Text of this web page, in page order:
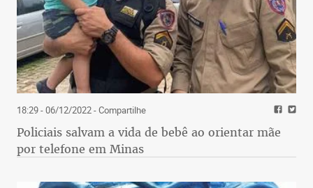
18:29 - 06/12/2022- Compartilhe
Policiais salvam a vida de bebê ao orientar mãe
por telefone em Minas